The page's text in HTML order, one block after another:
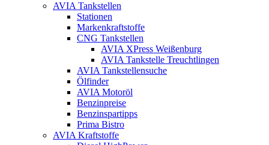
AVIA Tankstellen
Stationen
Markenkraftstoffe
CNG Tankstellen
AVIA XPress Weißenburg
AVIA Tankstelle Treuchtlingen
AVIA Tankstellensuche
Ölfinder
AVIA Motoröl
Benzinpreise
Benzinspartipps
Prima Bistro
AVIA Kraftstoffe